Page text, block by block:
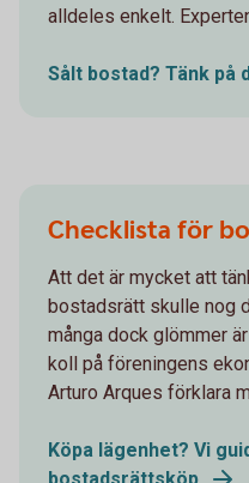
alldeles enkelt.
Sålt bostad? Tänk på
Checklista för
Att det är mycket att
bostadsrätt skulle nog
många dock glömmer
koll på föreningens
Arturo Arques förklara
Köpa lägenhet? Vi